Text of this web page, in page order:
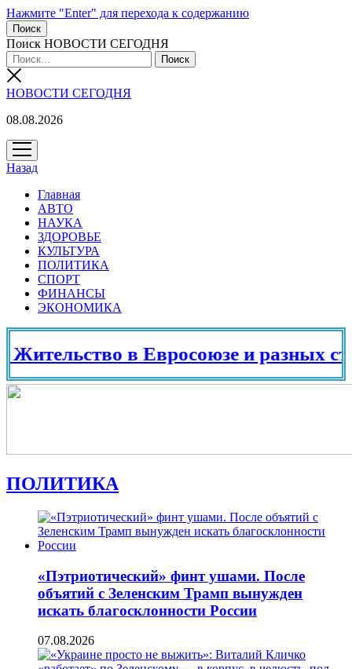
Нажмите "Enter" для перехода к содержанию
Поиск
Поиск НОВОСТИ СЕГОДНЯ
НОВОСТИ СЕГОДНЯ
08.08.2026
открыть
меню
Назад
Главная
АВТО
НАУКА
ЗДОРОВЬЕ
КУЛЬТУРА
ПОЛИТИКА
СПОРТ
ФИНАНСЫ
ЭКОНОМИКА
в Евросоюзе и разных странах
ПОЛИТИКА
«Пэтриотический» финт ушами. После
объятий с Зеленским Трамп вынужден
искать благосклонности России
07.08.2026